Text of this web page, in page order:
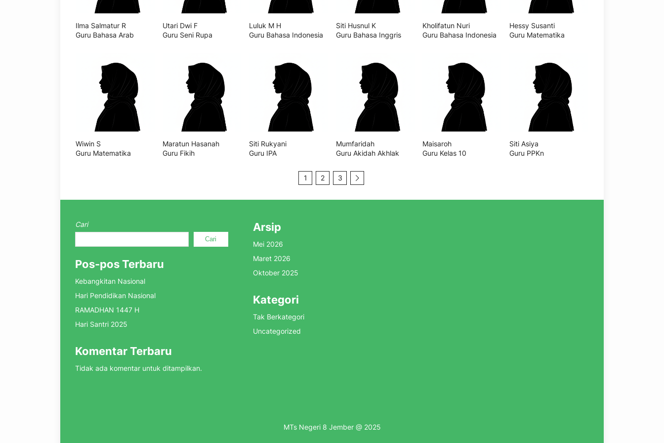
Ilma Salmatur R
Guru Bahasa Arab
Utari Dwi F
Guru Seni Rupa
Luluk M H
Guru Bahasa Indonesia
Siti Husnul K
Guru Bahasa Inggris
Kholifatun Nuri
Guru Bahasa Indonesia
Hessy Susanti
Guru Matematika
Wiwin S
Guru Matematika
Maratun Hasanah
Guru Fikih
Siti Rukyani
Guru IPA
Mumfaridah
Guru Akidah Akhlak
Maisaroh
Guru Kelas 10
Siti Asiya
Guru PPKn
1 2 3
Cari
Cari
Pos-pos Terbaru
Kebangkitan Nasional
Hari Pendidikan Nasional
RAMADHAN 1447 H
Hari Santri 2025
Komentar Terbaru
Tidak ada komentar untuk ditampilkan.
Arsip
Mei 2026
Maret 2026
Oktober 2025
Kategori
Tak Berkategori
Uncategorized
MTs Negeri 8 Jember @ 2025